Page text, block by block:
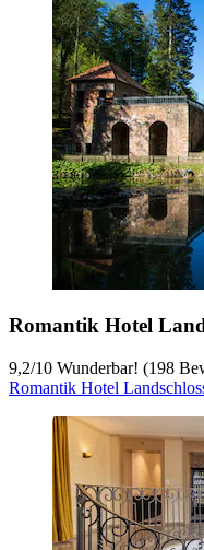
Romantik Hotel
9,2/10 Wunderbar! (198
Romantik Hotel